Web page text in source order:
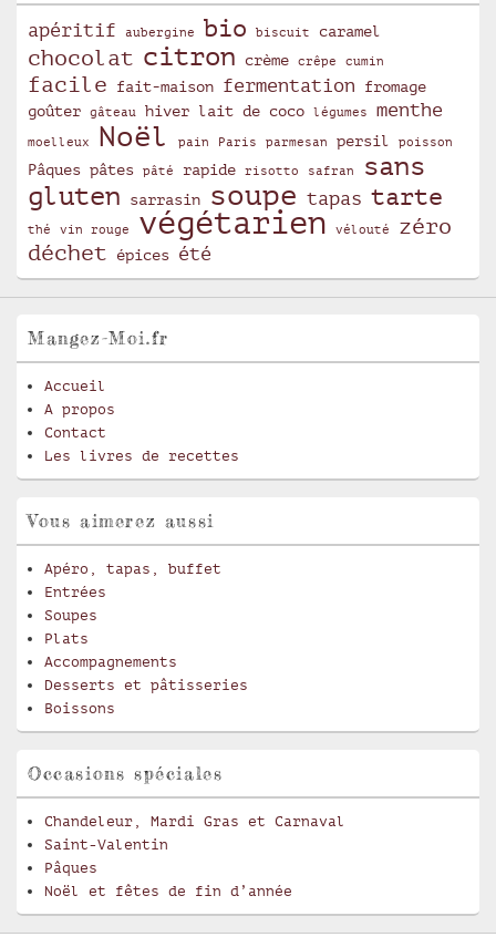
apéritif aubergine bio biscuit caramel
chocolat citron crème crêpe cumin
facile fait-maison fermentation
fromage
goûter
gâteau hiver lait de coco légumes menthe
moelleux Noël pain Paris parmesan persil poisson
Pâques pâtes pâté rapide risotto safran
sans
gluten
sarrasin soupe tapas tarte
thé vin rouge végétarien vélouté
zéro
déchet
épices été
Mangez-Moi.fr
Accueil
A propos
Contact
Les livres de recettes
Vous aimerez aussi
Apéro, tapas, buffet
Entrées
Soupes
Plats
Accompagnements
Desserts et pâtisseries
Boissons
Occasions spéciales
Chandeleur, Mardi Gras et Carnaval
Saint-Valentin
Pâques
Noël et fêtes de fin d’année